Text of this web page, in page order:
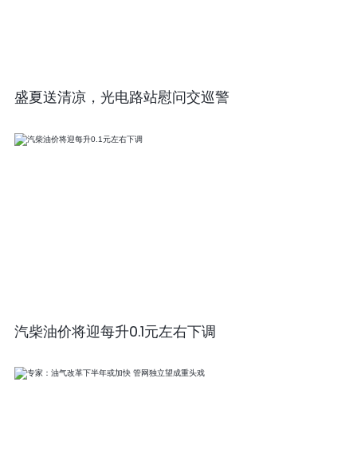
盛夏送清凉，光电路站慰问交巡警
汽柴油价将迎每升0.1元左右下调